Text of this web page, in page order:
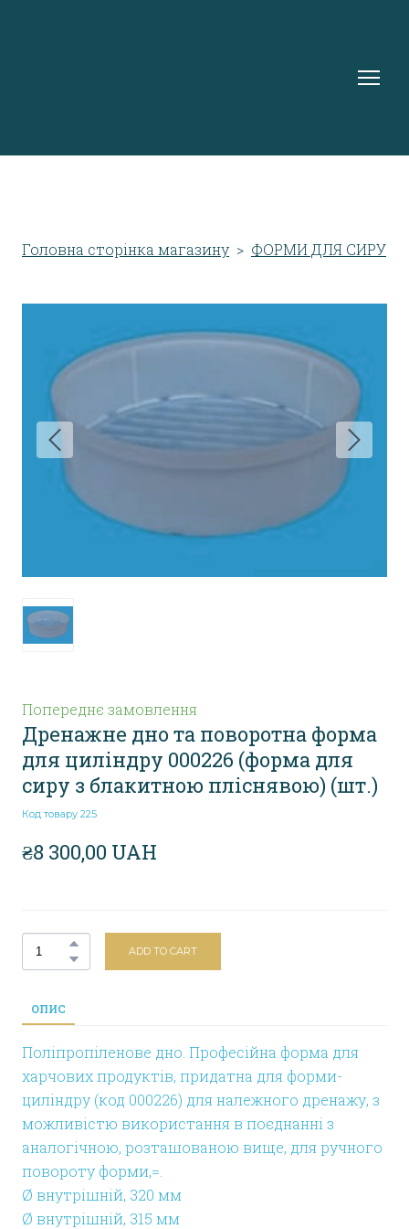
Головна сторінка магазину ФОРМИ ДЛЯ СИРУ
Попереднє замовлення
Дренажне дно та поворотна форма
для циліндру 000226 (форма для
сиру з блакитною пліснявою) (шт.)
Код товару 225
₴8 300,00 UAH
ADD TO CART
ОПИС
Поліпропіленове дно. Професійна форма для
харчових продуктів, придатна для форми-
циліндру (код 000226) для належного дренажу, з
можливістю використання в поєднанні з
аналогічною, розташованою вище, для ручного
повороту форми,=.
Ø внутрішній, 320 мм
Ø внутрішній, 315 мм